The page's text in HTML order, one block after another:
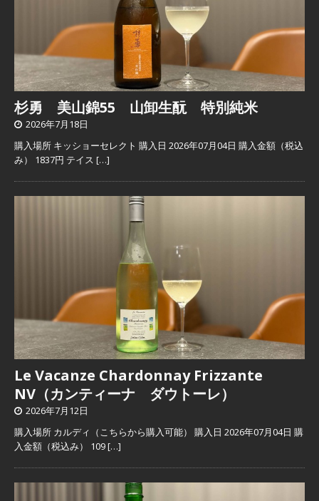
杉勇 美山錦55 山卸生酛 特別純米
2026年7月18日
購入場所 キッショーセレクト 購入日 2026年07月04日 購入金額（税込
み） 1837円 テイス […]
Le Vacanze Chardonnay Frizzante
NV（カンティーナ ダウトーレ）
2026年7月12日
購入場所 カルディ（こちらから購入可能） 購入日 2026年07月04日 購
入金額（税込み） 109[…]